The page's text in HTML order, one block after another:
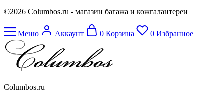
©2026 Columbos.ru - магазин багажа и кожгалантереи
Меню Аккаунт 0 Корзина 0 Избранное
Columbos.ru